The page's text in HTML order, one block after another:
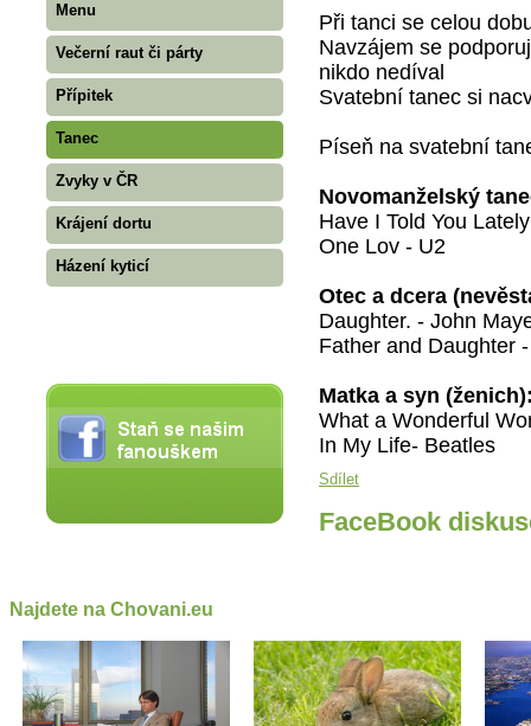
Menu
Večerní raut či párty
Přípitek
Tanec
Zvyky v ČR
Krájení dortu
Házení kyticí
Při tanci se celou
Navzájem se
nikdo nedíval
Svatební tanec si
Píseň na svatební
Novomanželský
Have I Told You
One Lov - U2
Otec a dcera
Daughter. - John
Father and Daughter
Matka a syn
What a Wonderful
In My Life- Beatles
Sdílet
FaceBook
Najdete na Chovani.eu